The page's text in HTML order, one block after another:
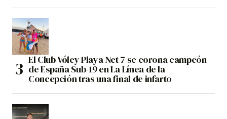
El Club Vóley Playa Net 7 se corona campeón
de España Sub-19 en La Línea de la
Concepción tras una final de infarto